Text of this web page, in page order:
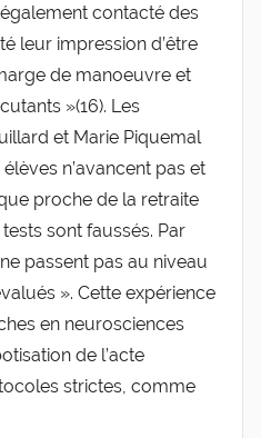
contacté des
leur impression d’être
de manoeuvre et
»(16). Les
et Marie Piquemal
n’avancent pas et
proche de la retraite
sont faussés. Par
passent pas au niveau
». Cette expérience
en neurosciences
de l’acte
strictes, comme